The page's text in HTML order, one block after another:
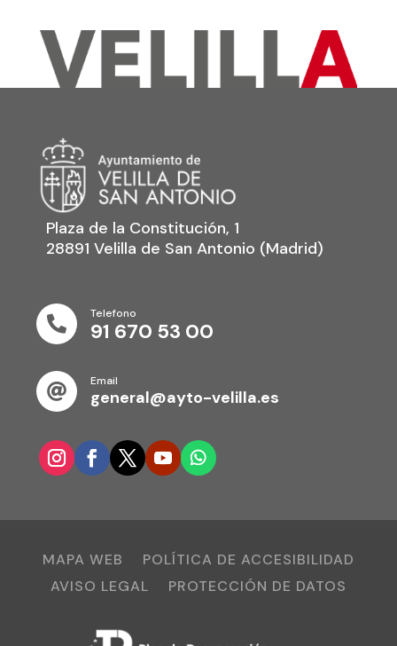
Plaza de la Constitución, 1
28891 Velilla de San Antonio (Madrid)

Telefono
91 670 53 00

Email
general@ayto-velilla.es
MAPA WEB
POLÍTICA DE ACCESIBILIDAD
AVISO LEGAL
PROTECCIÓN DE DATOS